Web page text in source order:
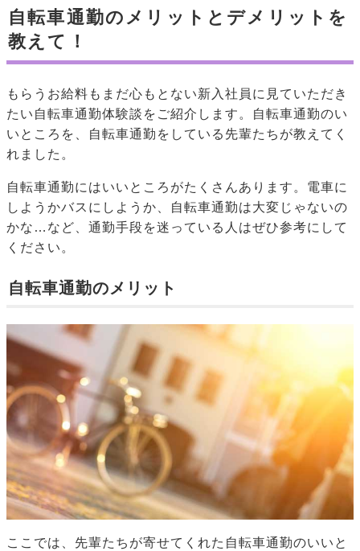
自転車通勤のメリットとデメリットを
教えて！
もらうお給料もまだ心もとない新入社員に見ていただき
たい自転車通勤体験談をご紹介します。自転車通勤のい
いところを、自転車通勤をしている先輩たちが教えてく
れました。
自転車通勤にはいいところがたくさんあります。電車に
しようかバスにしようか、自転車通勤は大変じゃないの
かな…など、通勤手段を迷っている人はぜひ参考にして
ください。
自転車通勤のメリット
ここでは、先輩たちが寄せてくれた自転車通勤のいいと